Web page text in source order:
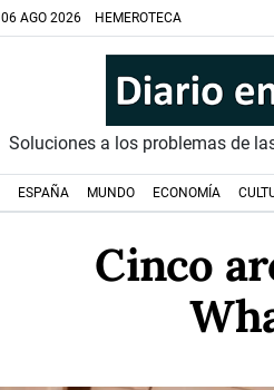
06 AGO 2026 HEMEROTECA
Soluciones a los problemas de
ESPAÑA MUNDO ECONOMÍA
Cinco